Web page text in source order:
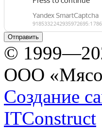
©
ООО
Создание
ITConstruct